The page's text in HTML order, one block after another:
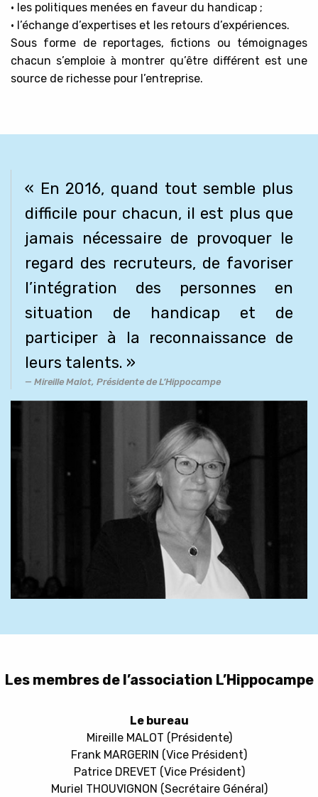
• les politiques menées en faveur du handicap ;
• l’échange d’expertises et les retours d’expériences.
Sous forme de reportages, fictions ou témoignages
chacun s’emploie à montrer qu’être différent est une
source de richesse pour l’entreprise.
« En 2016, quand tout semble plus
difficile pour chacun, il est plus que
jamais nécessaire de provoquer le
regard des recruteurs, de favoriser
l’intégration des personnes en
situation de handicap et de
participer à la reconnaissance de
leurs talents. »
Mireille Malot, Présidente de L’Hippocampe
Les membres de l’association L’Hippocampe
Le bureau
Mireille MALOT (Présidente)
Frank MARGERIN (Vice Président)
Patrice DREVET (Vice Président)
Muriel THOUVIGNON (Secrétaire Général)